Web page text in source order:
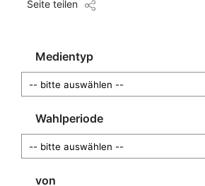
Seite teilen
Medientyp
Wahlperiode
von